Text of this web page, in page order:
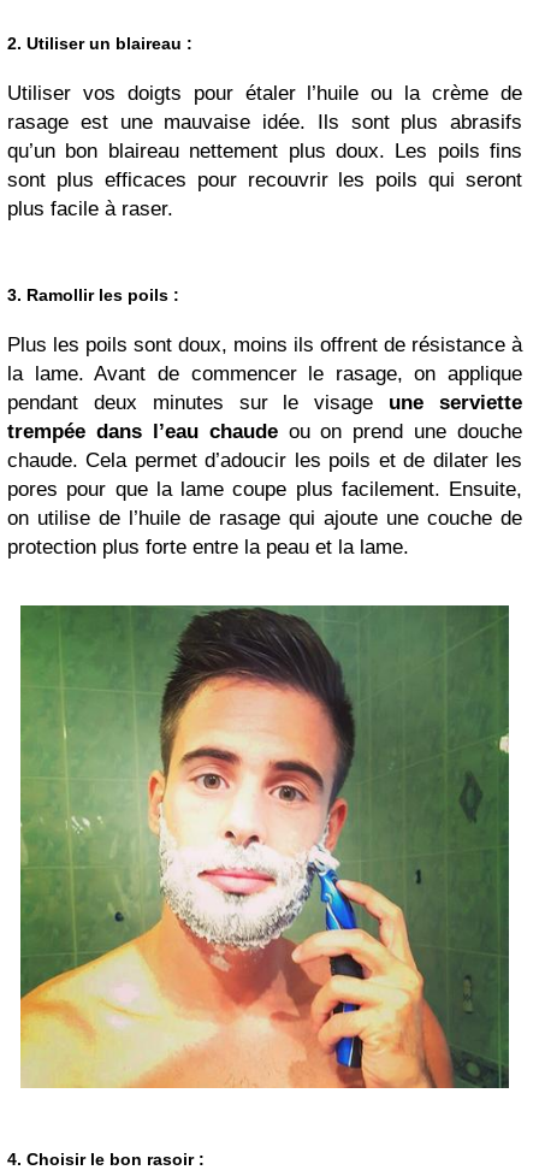
2. Utiliser un blaireau :
Utiliser vos doigts pour étaler l’huile ou la crème de
rasage est une mauvaise idée. Ils sont plus abrasifs
qu’un bon blaireau nettement plus doux. Les poils fins
sont plus efficaces pour recouvrir les poils qui seront
plus facile à raser.
3. Ramollir les poils :
Plus les poils sont doux, moins ils offrent de résistance à
la lame. Avant de commencer le rasage, on applique
pendant deux minutes sur le visage une serviette
trempée dans l’eau chaudeou on prend une douche
chaude. Cela permet d’adoucir les poils et de dilater les
pores pour que la lame coupe plus facilement. Ensuite,
on utilise de l’huile de rasage qui ajoute une couche de
protection plus forte entre la peau et la lame.
4. Choisir le bon rasoir: